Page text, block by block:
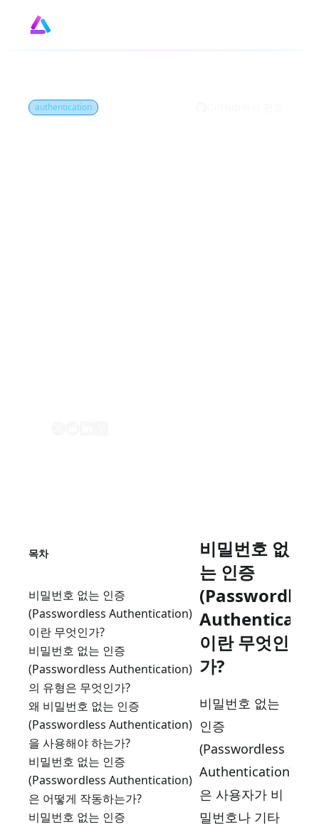
authentication
목차
비밀번호 없는 인증
(Passwordless Authentication)
이란 무엇인가?
비밀번호 없는 인증
(Passwordless Authentication)
의 유형은 무엇인가?
왜 비밀번호 없는 인증
(Passwordless Authentication)
을 사용해야 하는가?
비밀번호 없는 인증
(Passwordless Authentication)
은 어떻게 작동하는가?
비밀번호 없는 인증
비밀번호 없
는 인증
(Passwordless
이란 무엇인
가?
비밀번호 없는
인증
(Passwordless
Authentication)
은 사용자가 비
밀번호나 기타